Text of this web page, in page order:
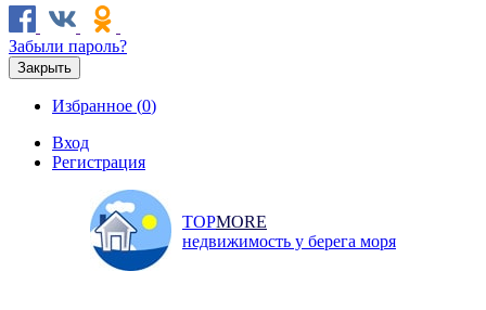
Забыли пароль?
Закрыть
Избранное (0)
Вход
Регистрация
TOPMORE
недвижимость у берега моря